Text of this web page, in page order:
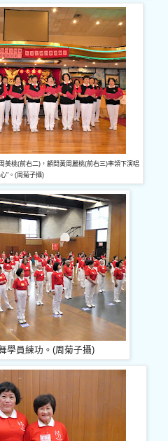
美桃(前右二)，顧問黃周麗桃(前右三)率領下演唱
"。(周菊子攝)
學員練功。(周菊子攝)